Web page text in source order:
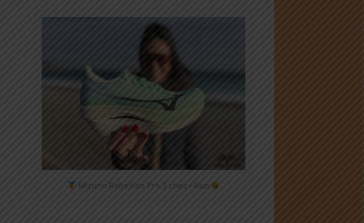
Mizuno Rebellion Pro 3 chez i-Run